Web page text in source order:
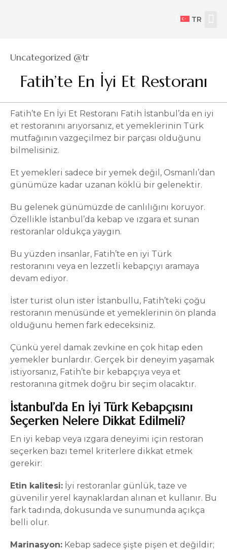
TR
Fatih’te En İyi Et Restoranı
Category
Uncategorized @tr
Fatih’te En İyi Et Restoranı Fatih İstanbul’da en iyi
et restoranını arıyorsanız, et yemeklerinin Türk
mutfağının vazgeçilmez bir parçası olduğunu
bilmelisiniz.
Et yemekleri sadece bir yemek değil, Osmanlı’dan
günümüze kadar uzanan köklü bir gelenektir.
Bu gelenek günümüzde de canlılığını koruyor.
Özellikle İstanbul’da kebap ve ızgara et sunan
restoranlar oldukça yaygın.
Bu yüzden insanlar, Fatih’te en iyi Türk
restoranını veya en lezzetli kebapçıyı aramaya
devam ediyor.
İster turist olun ister İstanbullu, Fatih’teki çoğu
restoranın menüsünde et yemeklerinin ön planda
olduğunu hemen fark edeceksiniz.
Çünkü yerel damak zevkine en çok hitap eden
yemekler bunlardır. Gerçek bir deneyim yaşamak
istiyorsanız, Fatih’te bir kebapçıya veya et
restoranına gitmek doğru bir seçim olacaktır.
İstanbul’da En İyi Türk Kebapçısını
Seçerken Nelere Dikkat Edilmeli?
En iyi kebap veya ızgara deneyimi için restoran
seçerken bazı temel
kriterlere dikkat etmek
gerekir:
Etin kalitesi: İyi restoranlar günlük, taze ve
güvenilir yerel kaynaklardan alınan et kullanır. Bu
fark tadında, dokusunda ve sunumunda açıkça
belli olur.
Marinasyon: Kebap sadece şişte pişen et değildir;